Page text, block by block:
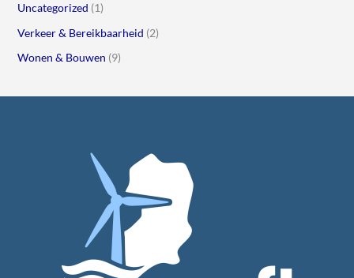
Uncategorized (1)
Verkeer & Bereikbaarheid (2)
Wonen & Bouwen (9)